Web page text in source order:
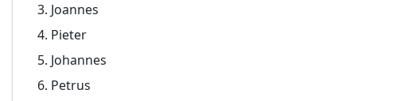
Joannes
Pieter
Johannes
Petrus